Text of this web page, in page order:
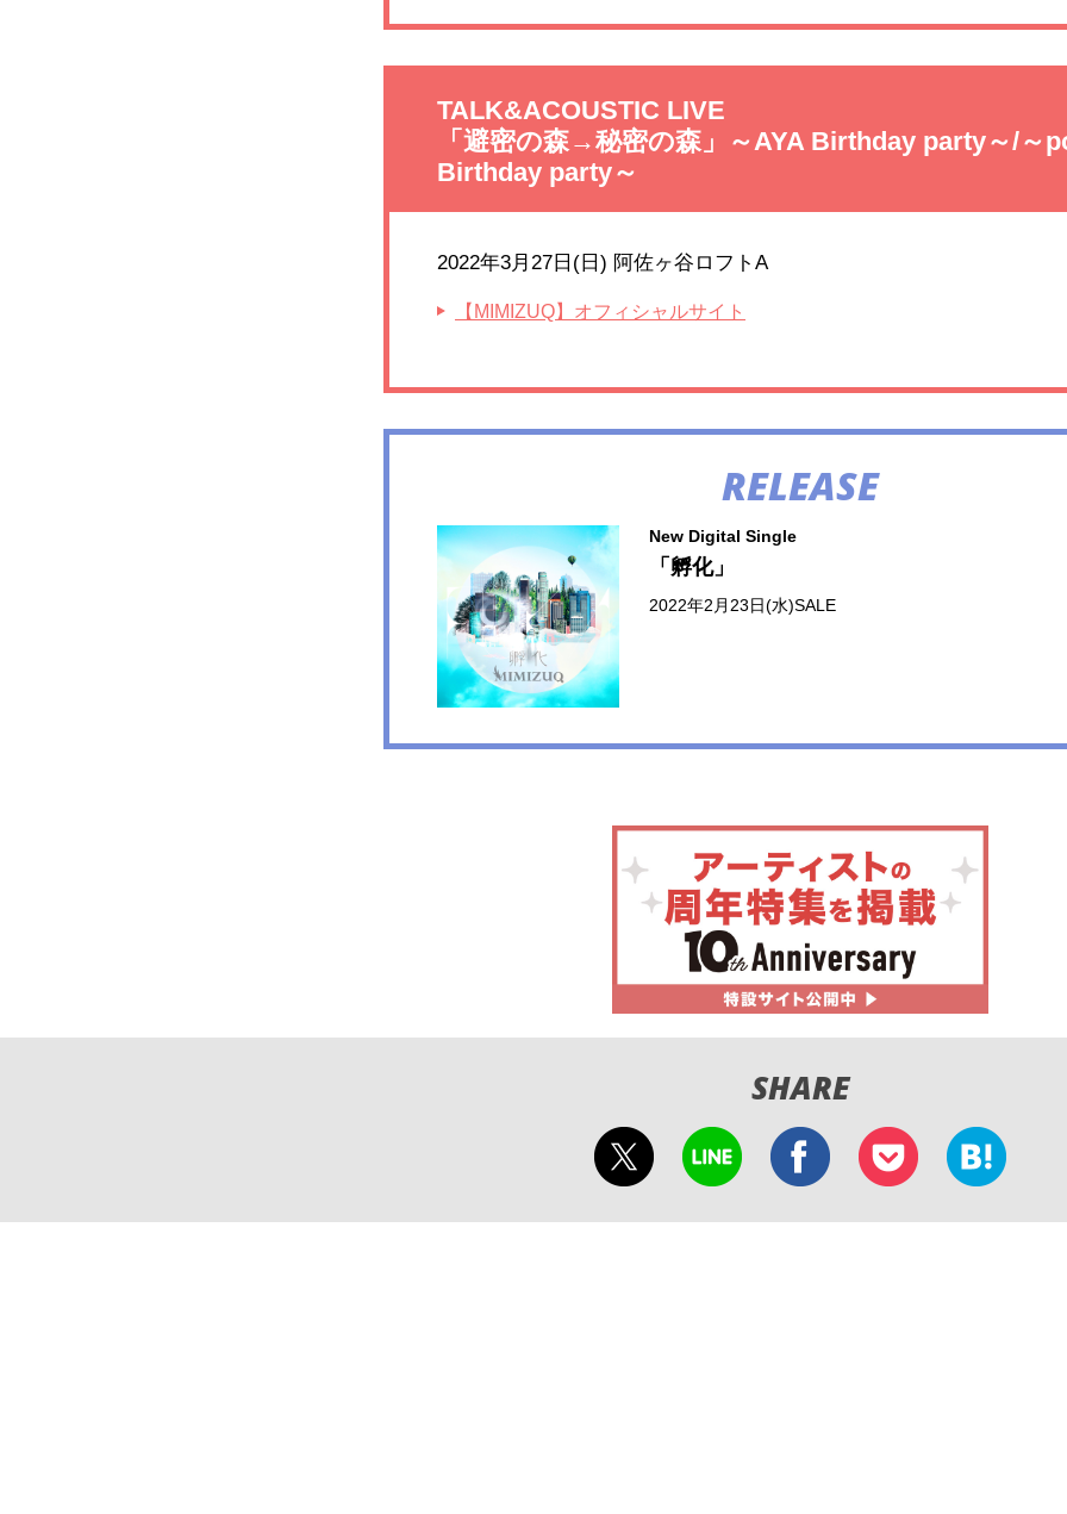
TALK&ACOUSTIC LIVE
「避密の森→秘密の森」～AYA Birthday party～/～
Birthday party～
2022年3月27日(日) 阿佐ヶ谷ロフトA
【MIMIZUQ】オフィシャルサイト
RELEASE
New Digital Single
「孵化」
2022年2月23日(水)SALE
SHARE